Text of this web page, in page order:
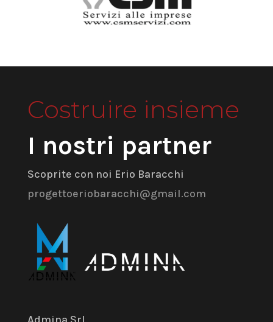
Costruire insieme
I nostri partner
Scoprite con noi Erio Baracchi
progettoeriobaracchi@gmail.com